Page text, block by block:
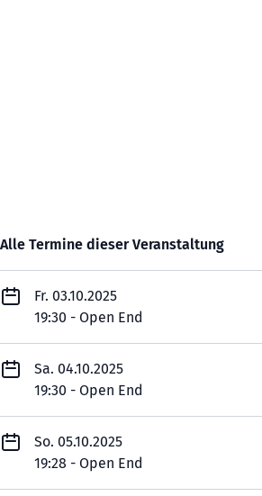
Alle Termine dieser Veranstaltung
Fr. 03.10.2025
19:30 - Open End
Sa. 04.10.2025
19:30 - Open End
So. 05.10.2025
19:28 - Open End